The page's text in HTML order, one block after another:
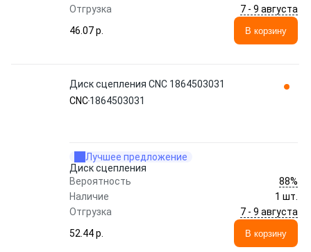
Отгрузка
7 - 9 августа
46.07 p.
В корзину
Диск сцепления CNC 1864503031
CNC1864503031
Лучшее предложение
Диск сцепления
Вероятность
88%
Наличие
1 шт.
Отгрузка
7 - 9 августа
52.44 p.
В корзину